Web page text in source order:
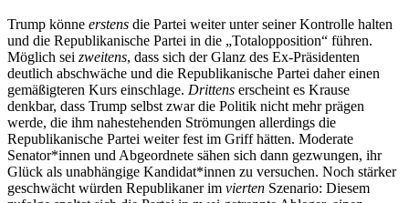
Trump könne erstens die Partei weiter unter seiner Kontrolle halten
und die Republikanische Partei in die „Totalopposition“ führen.
Möglich sei zweitens, dass sich der Glanz des Ex-Präsidenten
deutlich abschwäche und die Republikanische Partei daher einen
gemäßigteren Kurs einschlage. Drittens erscheint es Krause
denkbar, dass Trump selbst zwar die Politik nicht mehr prägen
werde, die ihm nahestehenden Strömungen allerdings die
Republikanische Partei weiter fest im Griff hätten. Moderate
Senator*innen und Abgeordnete sähen sich dann gezwungen, ihr
Glück als unabhängige Kandidat*innen zu versuchen. Noch stärker
geschwächt würden Republikaner im vierten Szenario: Diesem